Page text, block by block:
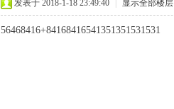
发表于 2018-1-18 23:49:40 显示全部楼层
56468416+84168416541351351531531